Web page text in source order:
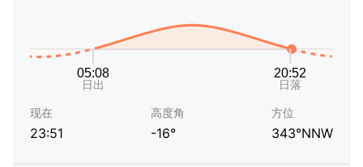
现在
23:51
高度角
-16°
方位
343°NNW